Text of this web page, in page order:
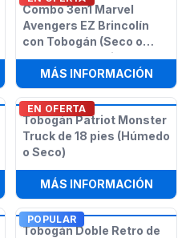
COMBO 6EN1 BRINCOLÍN
Combo 3en1 Marvel
Avengers EZ Brincolín
con Tobogán (Seco o
Húmedo/Acuático)
MÁS INFORMACIÓN:
DE OBSTÁCULOS ZONA DE
EN OFERTA
Tobogán Patriot Monster
Truck de 18 pies (Húmedo
o Seco)
MÁS INFORMACIÓN:
POPULAR
Tobogán Doble Retro de